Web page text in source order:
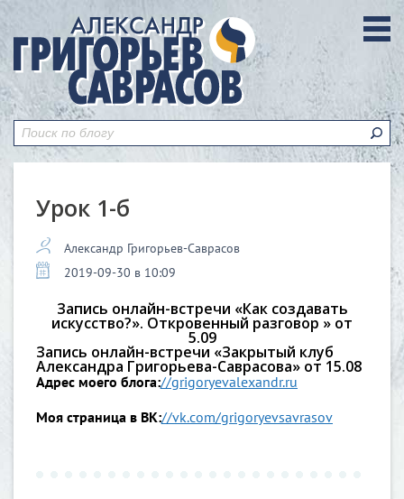
Урок 1-б
Александр Григорьев-Саврасов
2019-09-30 в 10:09
Запись онлайн-встречи «Как создавать
искусство?». Откровенный разговор » от
5.09
Запись онлайн-встречи «Закрытый клуб
Александра Григорьева-Саврасова» от 15.08
Адрес моего блога://grigoryevalexandr.ru
Моя страница в ВК://vk.com/grigoryevsavrasov